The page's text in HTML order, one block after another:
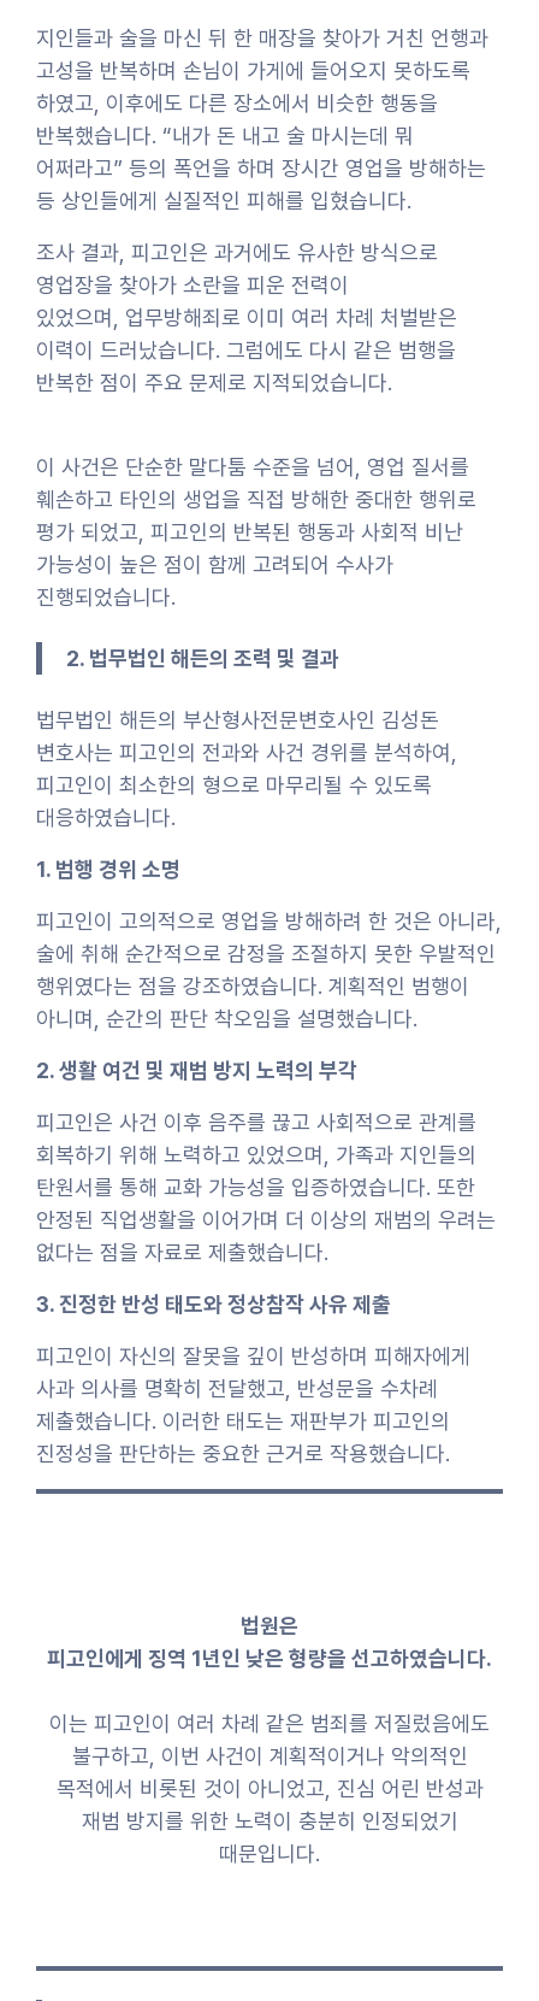
지인들과 술을 마신 뒤 한 매장을 찾아가 거친 언행과
고성을 반복하며 손님이 가게에 들어오지 못하도록
하였고, 이후에도 다른 장소에서 비슷한 행동을
반복했습니다. “내가 돈 내고 술 마시는데 뭐
어쩌라고” 등의 폭언을 하며 장시간 영업을 방해하는
등 상인들에게 실질적인 피해를 입혔습니다.
조사 결과, 피고인은 과거에도 유사한 방식으로
영업장을 찾아가 소란을 피운 전력이
있었으며, 업무방해죄로 이미 여러 차례 처벌받은
이력이 드러났습니다. 그럼에도 다시 같은 범행을
반복한 점이 주요 문제로 지적되었습니다.
이 사건은 단순한 말다툼 수준을 넘어, 영업 질서를
훼손하고 타인의 생업을 직접 방해한 중대한 행위로
평가 되었고, 피고인의 반복된 행동과 사회적 비난
가능성이 높은 점이 함께 고려되어 수사가
진행되었습니다.
2. 법무법인 해든의 조력 및 결과
법무법인 해든의 부산형사전문변호사인 김성돈
변호사는 피고인의 전과와 사건 경위를 분석하여,
피고인이 최소한의 형으로 마무리될 수 있도록
대응하였습니다.
1. 범행 경위 소명
피고인이 고의적으로 영업을 방해하려 한 것은 아니라,
술에 취해 순간적으로 감정을 조절하지 못한 우발적인
행위였다는 점을 강조하였습니다. 계획적인 범행이
아니며, 순간의 판단 착오임을 설명했습니다.
2. 생활 여건 및 재범 방지 노력의 부각
피고인은 사건 이후 음주를 끊고 사회적으로 관계를
회복하기 위해 노력하고 있었으며, 가족과 지인들의
탄원서를 통해 교화 가능성을 입증하였습니다. 또한
안정된 직업생활을 이어가며 더 이상의 재범의 우려는
없다는 점을 자료로 제출했습니다.
3. 진정한 반성 태도와 정상참작 사유 제출
피고인이 자신의 잘못을 깊이 반성하며 피해자에게
사과 의사를 명확히 전달했고, 반성문을 수차례
제출했습니다. 이러한 태도는 재판부가 피고인의
진정성을 판단하는 중요한 근거로 작용했습니다.
법원은
피고인에게 징역 1년인 낮은 형량을 선고하였습니다.
이는 피고인이 여러 차례 같은 범죄를 저질렀음에도
불구하고, 이번 사건이 계획적이거나 악의적인
목적에서 비롯된 것이 아니었고, 진심 어린 반성과
재범 방지를 위한 노력이 충분히 인정되었기
때문입니다.